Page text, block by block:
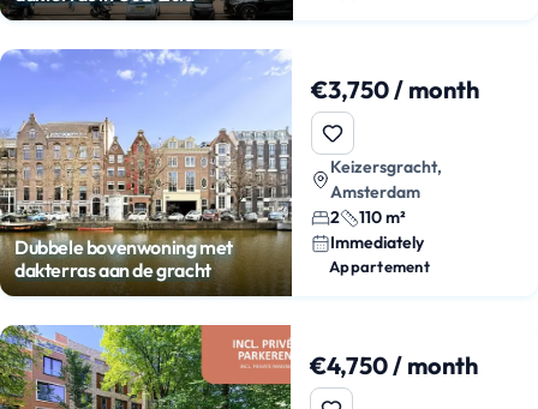
Dubbele bovenwoning met
dakterras aan de gracht
€3,750 / month
Keizersgracht,
Amsterdam
2
110 m²
Immediately
Appartement
€4,750 / month